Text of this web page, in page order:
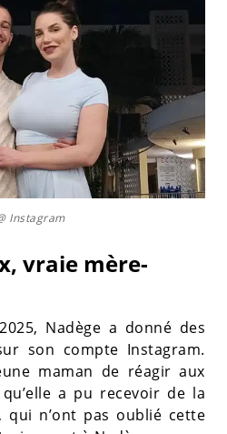
Instagram
vraie mère-
Nadège a donné des
son compte Instagram.
maman de réagir aux
a pu recevoir de la
qui n’ont pas oublié cette